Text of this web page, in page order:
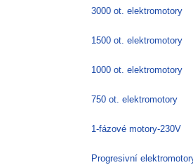
3000 ot. elektromotory
1500 ot. elektromotory
1000 ot. elektromotory
750 ot. elektromotory
1-fázové motory-230V
Progresivní